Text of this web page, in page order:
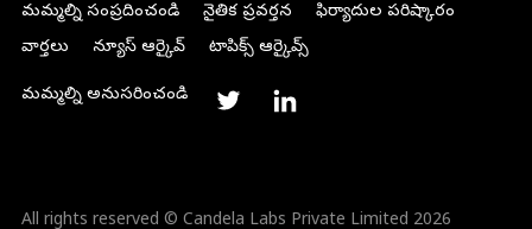
మమ్మల్ని సంప్రదించండి
నైతిక ప్రవర్తన
ఫిర్యాదుల పరిష్కారం
వార్తలు
న్యూస్ ఆర్కైవ్ టాపిక్స్ ఆర్కైవ్స్
మమ్మల్ని అనుసరించండి
All rights reserved © Candela Labs Private Limited 2026